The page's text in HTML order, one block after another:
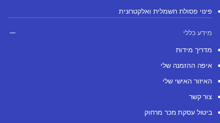
פינוי פסולת חשמלית ואלקטרונית
מידע כללי
מדריך מידות
איפה ההזמנה שלי
האיזור האישי שלי
צור קשר
ביטול עסקת מכר מרחוק